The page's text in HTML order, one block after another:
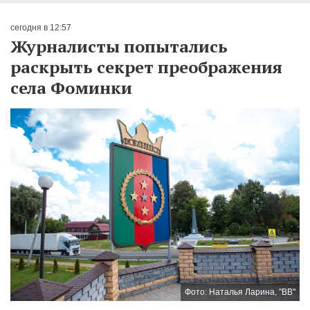
сегодня в 12:57
Журналисты попытались
раскрыть секрет преображения
села Фоминки
Фото: Наталья Ларина, "ВВ"